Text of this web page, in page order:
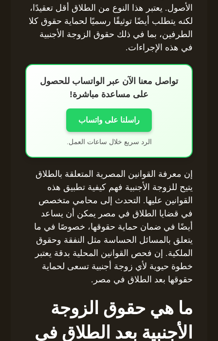
الأصول. يعتبر هذا النوع من الطلاق أقل تعقيدًا،
لكنه يتطلب أيضًا توثيقًا رسميًا لحماية حقوق كلا
الطرفين، بما في ذلك حقوق الزوجة الأجنبية
في هذه الإجراءات.
تواصل معنا الآن عبر الواتساب للحصول
على مساعدة مباشرة!
راسلنا على واتساب
الرد سريع خلال ساعات العمل.
إن معرفة القوانين المصرية المتعلقة بالطلاق
يتيح للزوجة الأجنبية فهم كيفية تطبيق هذه
القوانين عليها. التحدث إلى محامي متخصص
في قضايا الطلاق في مصر يمكن أن يساعد
أيضًا في ضمان حماية حقوقها، خصوصًا في ما
يتعلق بالمسائل الحساسة مثل النفقة وحقوق
الملكية. إن فحص القوانين المحلية بدقة يعتبر
خطوة حيوية لأي زوجة أجنبية تسعى لحماية
حقوقها بعد الطلاق في مصر.
ما هي حقوق الزوجة
الأجنبية بعد الطلاق في